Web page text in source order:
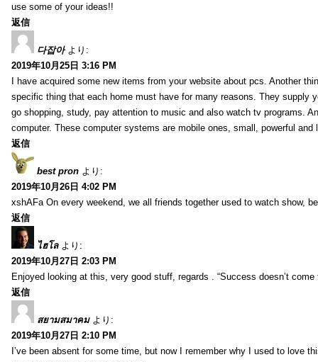
use some of your ideas!!
返信
다잡아 より:
2019年10月25日 3:16 PM
I have acquired some new items from your website about pcs. Another
specific thing that each home must have for many reasons. They supply
go shopping, study, pay attention to music and also watch tv programs.
computer. These computer systems are mobile ones, small, powerful and
返信
best pron より:
2019年10月26日 4:02 PM
xshAFa On every weekend, we all friends together used to watch show,
返信
ไฮโล より:
2019年10月27日 2:03 PM
Enjoyed looking at this, very good stuff, regards . “Success doesn’t
返信
สยามสมาคม より:
2019年10月27日 2:10 PM
I’ve been absent for some time, but now I remember why I used to love